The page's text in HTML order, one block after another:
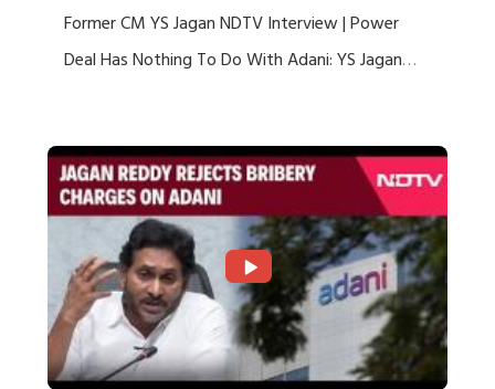
Former CM YS Jagan NDTV Interview | Power
Deal Has Nothing To Do With Adani: YS Jagan